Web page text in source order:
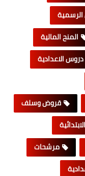
المنح المالية
دروس الاعدادية
قروض وسلف
مرشحات